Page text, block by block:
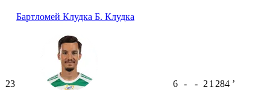
Бартломей Клудка Б. Клудка
23 6 - - 2 1 284 ʼ